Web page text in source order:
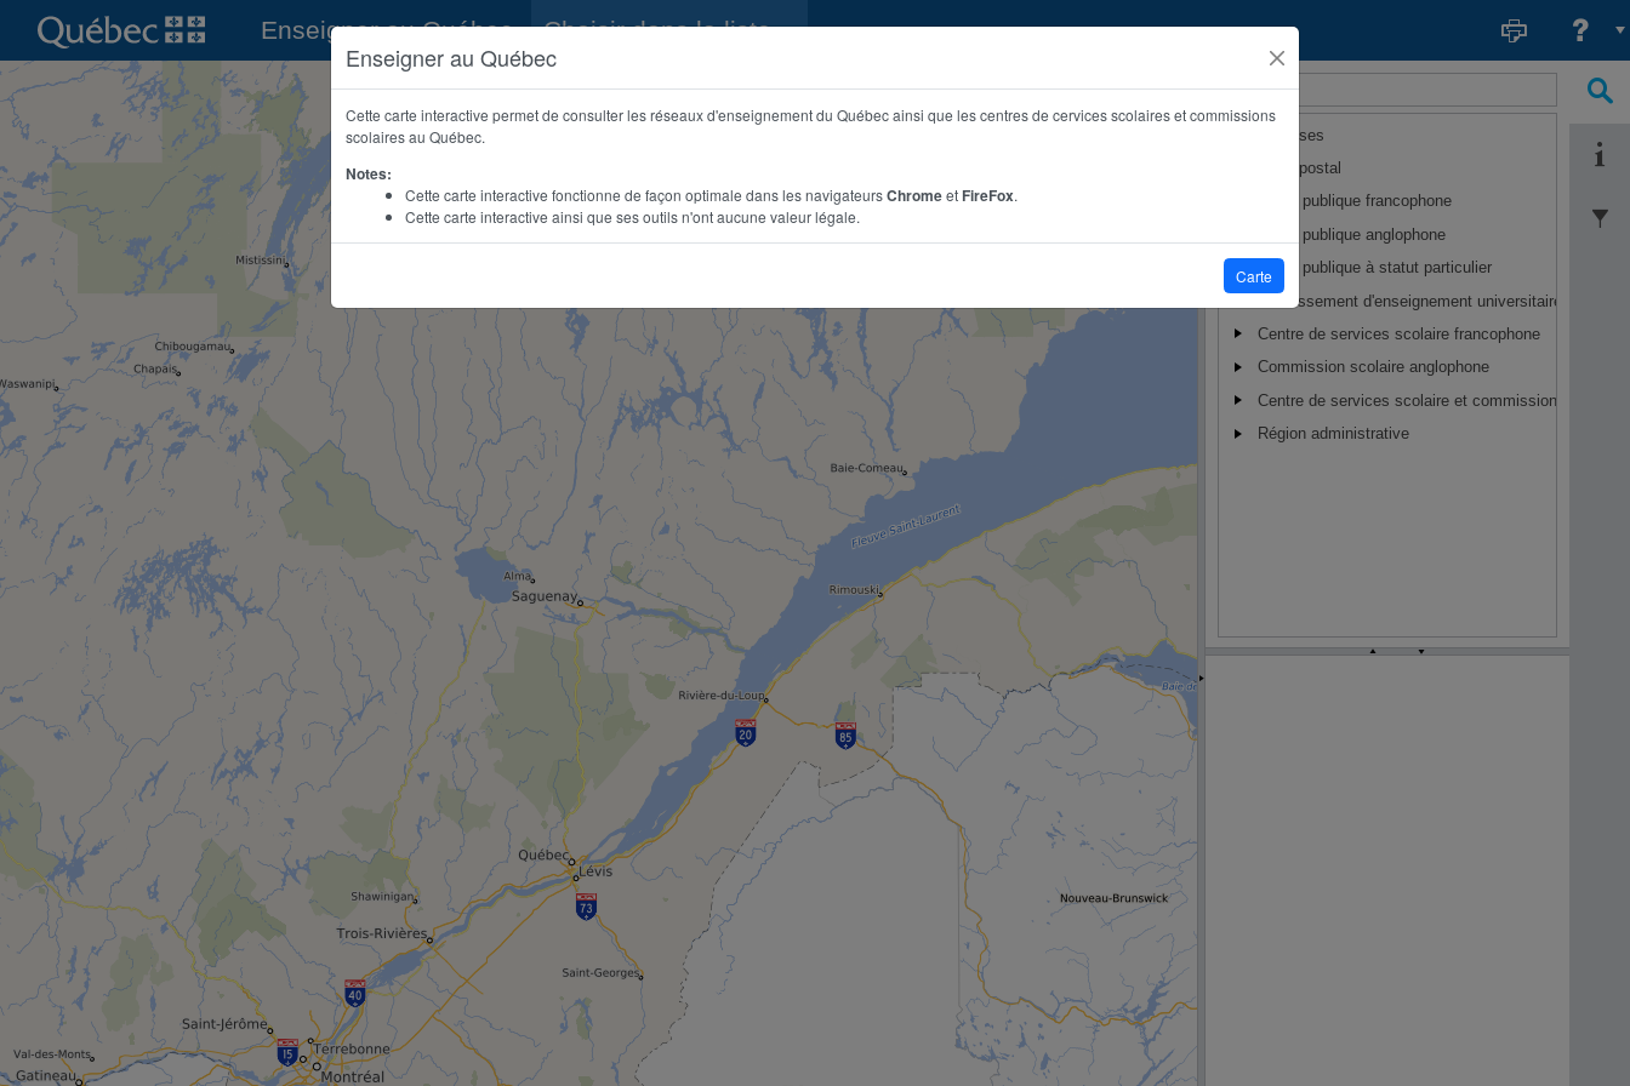
Enseigner au Québec
Cette carte interactive permet de consulter les réseaux d'enseignement du Québec ainsi que les centres de cervices scolaires et commissions
scolaires au Québec.
Notes:
Cette carte interactive fonctionne de façon optimale dans les navigateursChromeet FireFox.
Cette carte interactive ainsi que ses outils n'ont aucune valeur légale.
Carte
Enseigner au Québec Choisir dans la liste
Adresses
Code postal
École publique francophone
École publique anglophone
École publique à statut particulier
Établissement d'enseignement universitaire
Centre de services scolaire francophone
Commission scolaire anglophone
Centre de services scolaire et commission scolaire
Région administrative
w